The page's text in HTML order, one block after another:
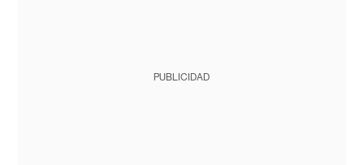
PUBLICIDAD